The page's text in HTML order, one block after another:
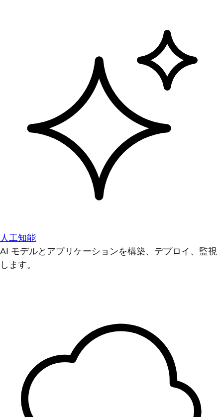
人工知能
AI モデルとアプリケーションを構築、デプロイ、監視
します。